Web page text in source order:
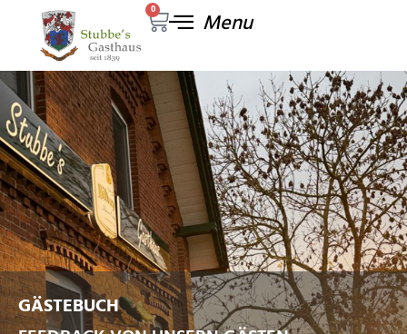
0
GÄSTEBUCH